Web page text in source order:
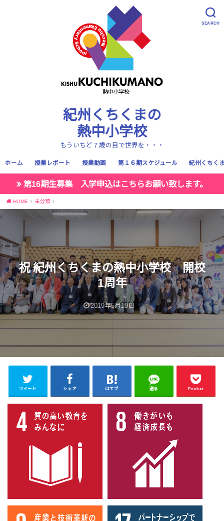
SEARCH
紀州くちくまの
熱中小学校
もういちど７歳の目で世界を・・・
ホーム 授業レポート 授業動画 第１６期スケジュール 紀州くちく
第16期生募集 入学申込はこちらお願い致します。
HOME 未分類
祝 紀州くちくまの熱中小学校 開校
1周年
2019年5月19日
ツイート シェア はてブ 送る Pocket